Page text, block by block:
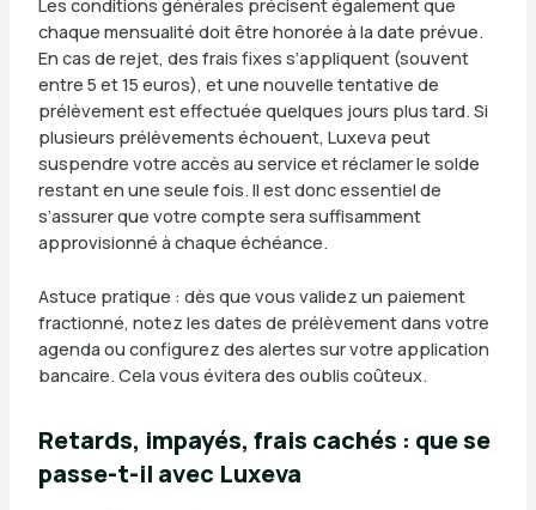
chaque mensualité doit être honorée à la date prévue.
En cas de rejet, des frais fixes s’appliquent (souvent
entre 5 et 15 euros), et une nouvelle tentative de
prélèvement est effectuée quelques jours plus tard. Si
plusieurs prélèvements échouent, Luxeva peut
suspendre votre accès au service et réclamer le solde
restant en une seule fois. Il est donc essentiel de
s’assurer que votre compte sera suffisamment
approvisionné à chaque échéance.
Astuce pratique : dès que vous validez un paiement
fractionné, notez les dates de prélèvement dans votre
agenda ou configurez des alertes sur votre application
bancaire. Cela vous évitera des oublis coûteux.
Retards, impayés, frais cachés : que se
passe-t-il avec Luxeva